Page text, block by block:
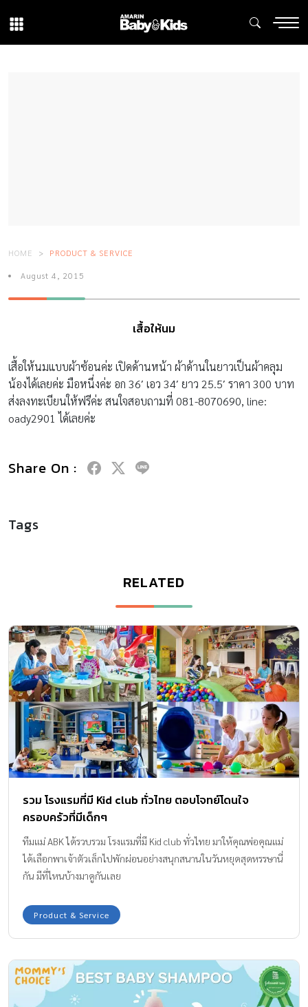
HOME PRODUCT & SERVICE
August 4, 2015
เสื้อให้นม
เสื้อให้นมแบบผ้าซ้อนค่ะ เปิดด้านหน้า ผ้าด้านในยาวเป็นผ้าคลุม
น้องได้เลยค่ะ มือหนึ่งค่ะ อก 36′ เอว 34′ ยาว 25.5′ ราคา 300 บาท
ส่งลงทะเบียนให้ฟรีค่ะ สนใจสอบถามที่ 081-8070690, line:
oady2901 ได้เลยค่ะ
Share On :
Tags
RELATED
รวม โรงแรมที่มี Kid club ทั่วไทย ตอบโจทย์โดนใจ
ครอบครัวที่มีเด็กๆ
ทีมแม่ ABK ได้รวบรวม โรงแรมที่มี Kid club ทั่วไทย มาให้คุณพ่อคุณแม่
ได้เลือกพาเจ้าตัวเล็กไปพักผ่อนอย่างสนุกสนานในวันหยุดสุดหรรษานี่
กัน มีที่ไหนบ้างมาดูกันเลย
Product & Service